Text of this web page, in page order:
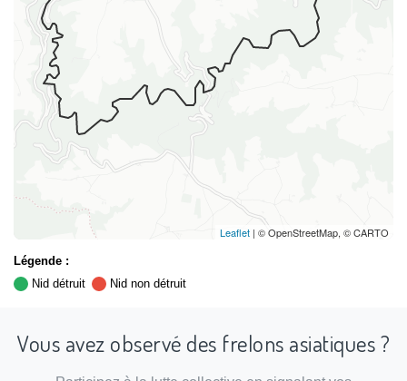
Leaflet | © OpenStreetMap, © CARTO
Légende :
Nid détruit
Nid non détruit
Vous avez observé des frelons asiatiques ?